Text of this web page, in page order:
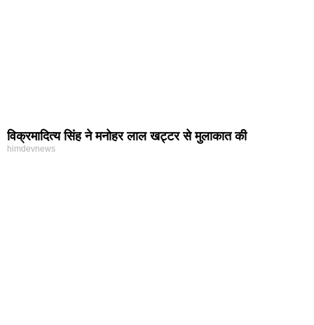
विक्रमादित्य सिंह ने मनोहर लाल खट्टर से मुलाकात की
himdevnews